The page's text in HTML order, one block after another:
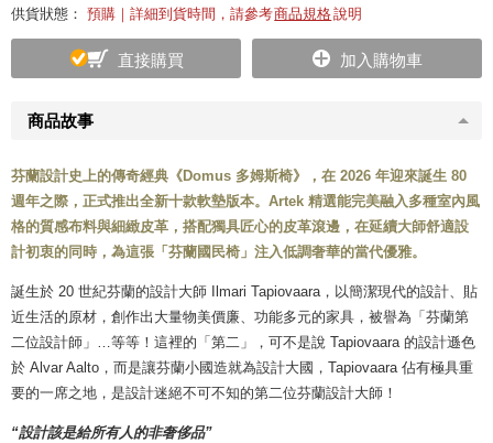
商品故事
芬蘭設計史上的傳奇經典《Domus 多姆斯椅》，在 2026 年迎來誕生 80
週年之際，正式推出全新十款軟墊版本。Artek 精選能完美融入多種室內風
格的質感布料與細緻皮革，搭配獨具匠心的皮革滾邊，在延續大師舒適設
計初衷的同時，為這張「芬蘭國民椅」注入低調奢華的當代優雅。
誕生於 20 世紀芬蘭的設計大師 Ilmari Tapiovaara，以簡潔現代的設計、貼
近生活的原材，創作出大量物美價廉、功能多元的家具，被譽為「芬蘭第
二位設計師」…等等！這裡的「第二」，可不是說 Tapiovaara 的設計遜色
於 Alvar Aalto，而是讓芬蘭小國造就為設計大國，Tapiovaara 佔有極具重
要的一席之地，是設計迷絕不可不知的第二位芬蘭設計大師！
“設計該是給所有人的非奢侈品”
供貨狀態： 預購｜詳細到貨時間，請參考商品規格說明
直接購買 加入購物車